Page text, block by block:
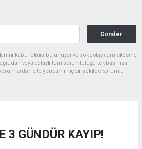
Gönder
kabul etmiş bulunuyor ve sokeolay.com sitesine
veya dolaylı tüm sorumluluğu tek başınıza
site yönetimi hiçbir şekilde sorumlu
3 GÜNDÜR KAYIP!